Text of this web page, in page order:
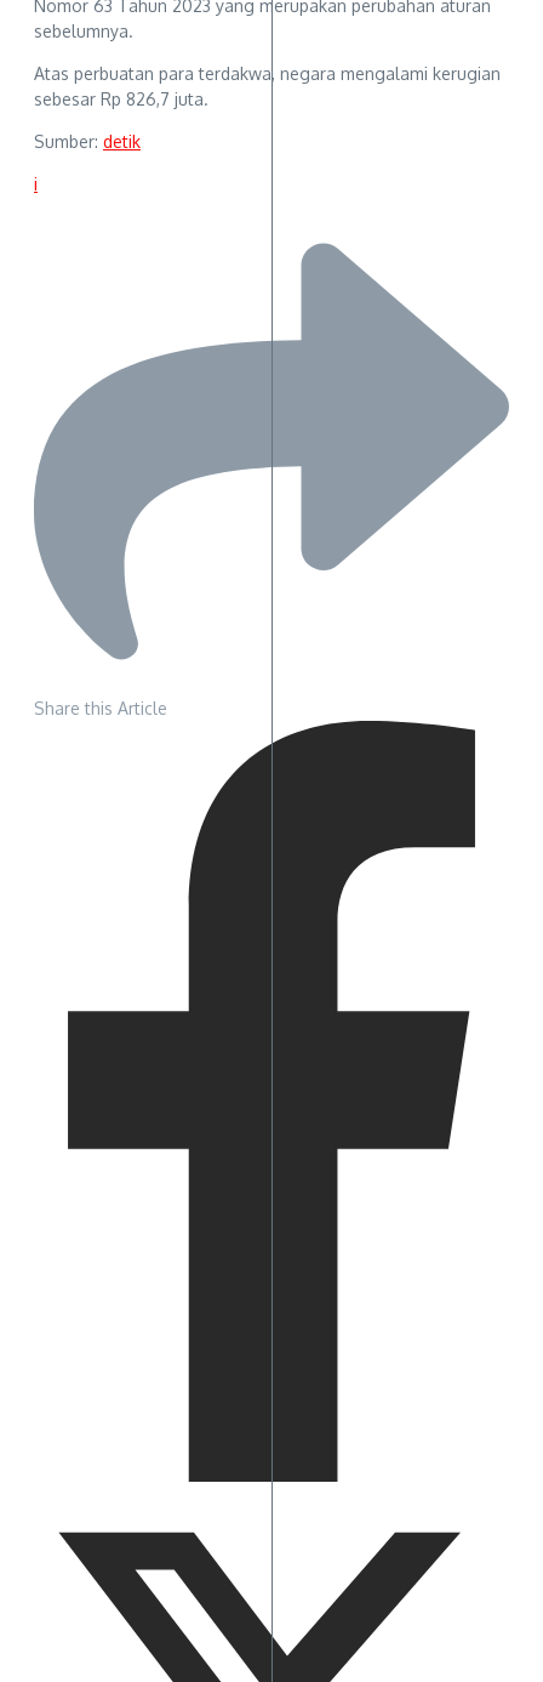
Nomor 63 Tahun 2023 yang merupakan perubahan aturan
sebelumnya.
Atas perbuatan para terdakwa, negara mengalami kerugian
sebesar Rp 826,7 juta.
Sumber: detik
i
Share this Article